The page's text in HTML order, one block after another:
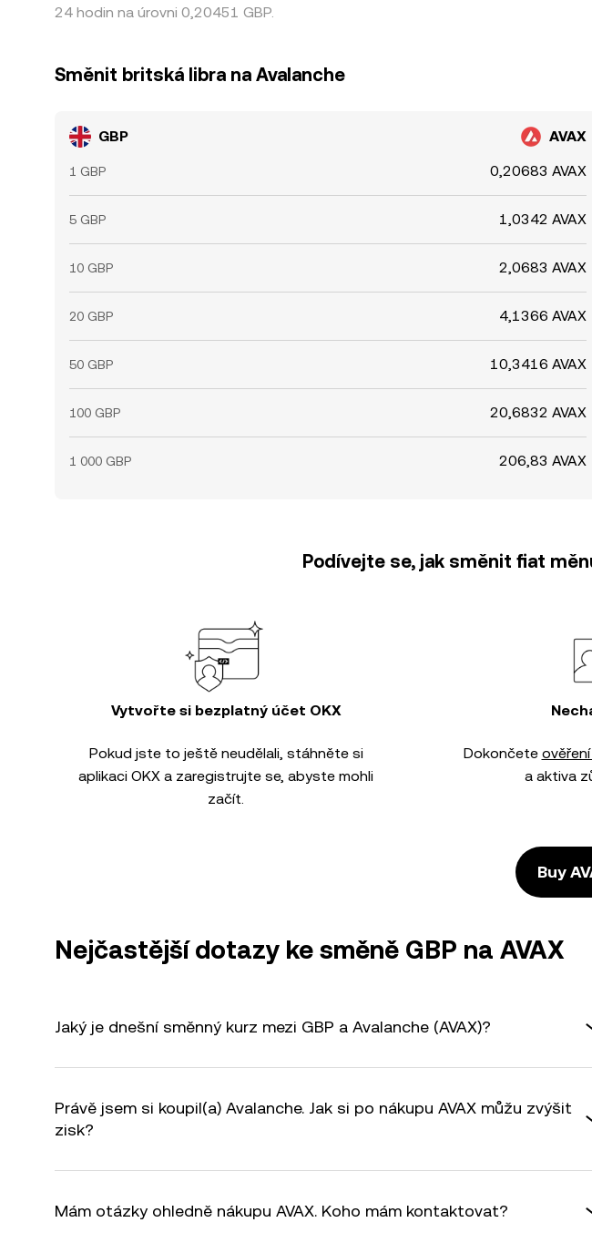
24 hodin na úrovni 0,20451 GBP.
Směnit britská libra na Avalanche
GBP AVAX
1 GBP 0,20683 AVAX
5 GBP 1,0342 AVAX
10 GBP 2,0683 AVAX
20 GBP 4,1366 AVAX
50 GBP 10,3416 AVAX
100 GBP 20,6832 AVAX
1 000 GBP 206,83 AVAX
Podívejte se, jak směnit fiat
Vytvořte si bezplatný účet OKX
Pokud jste to ještě neudělali, stáhněte si
aplikaci OKX a zaregistrujte se, abyste mohli
začít.
Dokončete
a aktiva
Buy
Nejčastější dotazy ke směně GBP na AVAX
Jaký je dnešní směnný kurz mezi GBP a Avalanche (AVAX)?
Právě jsem si koupil(a) Avalanche. Jak si po nákupu AVAX můžu zvýšit
zisk?
Mám otázky ohledně nákupu AVAX. Koho mám kontaktovat?